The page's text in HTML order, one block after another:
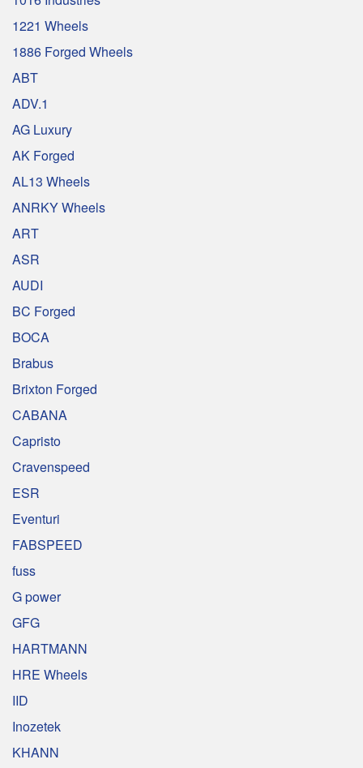
1221 Wheels
1886 Forged Wheels
ABT
ADV.1
AG Luxury
AK Forged
AL13 Wheels
ANRKY Wheels
ART
ASR
AUDI
BC Forged
BOCA
Brabus
Brixton Forged
CABANA
Capristo
Cravenspeed
ESR
Eventuri
FABSPEED
fuss
G power
GFG
HARTMANN
HRE Wheels
IID
Inozetek
KHANN